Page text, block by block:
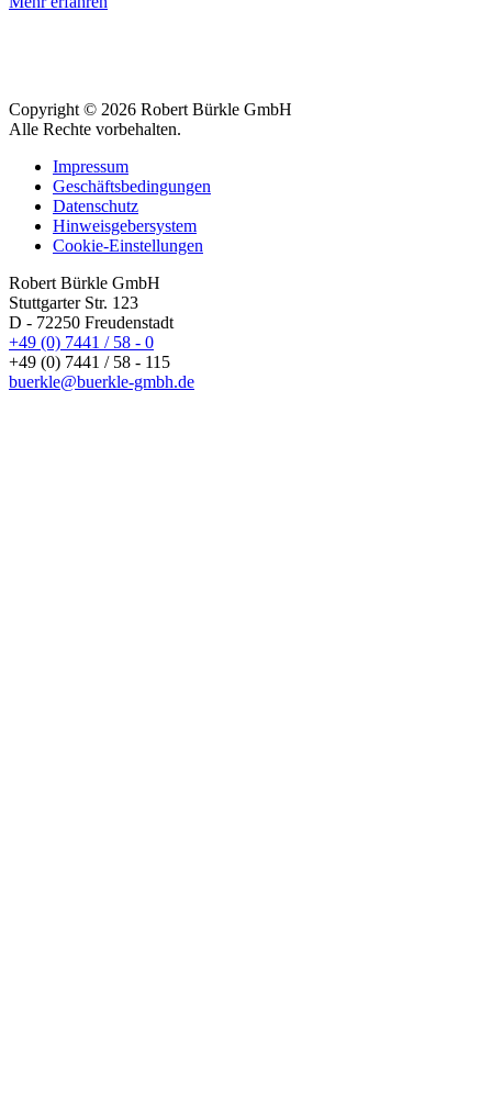
Copyright © 2026 Robert Bürkle GmbH
Alle Rechte vorbehalten.
Impressum
Geschäftsbedingungen
Datenschutz
Hinweisgebersystem
Cookie-Einstellungen
Robert Bürkle GmbH
Stuttgarter Str. 123
D - 72250 Freudenstadt
+49 (0) 7441 / 58 - 0
+49 (0) 7441 / 58 - 115
buerkle@buerkle-gmbh.de